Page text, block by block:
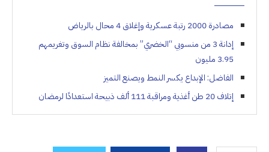
مصادرة 2000 رتبة عسكرية وإغلاق 4 محال بالرياض
إدانة 3 من منسوبي “الخضري” بمخالفة نظام السوق وتغريمهم
3.95 مليون
الفاضل: الإبداع يكسر النمط ويصنع التميز
إتلاف 20 طن أغذية ومراقبة 111 ألف ذبيحة استعدادًا لرمضان